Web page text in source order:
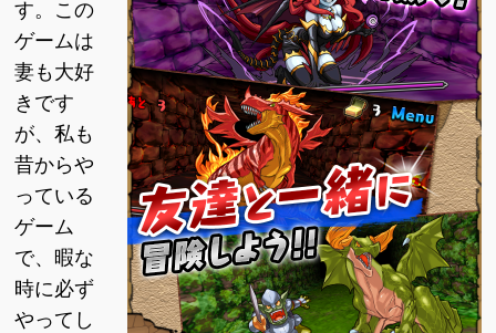
す。この
ゲームは
妻も大好
きです
が、私も
昔からや
っている
ゲーム
で、暇な
時に必ず
やってし